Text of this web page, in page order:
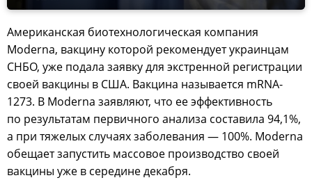
Американская биотехнологическая компания
Moderna, вакцину которой рекомендует украинцам
СНБО, уже подала заявку для экстренной регистрации
своей вакцины в США. Вакцина называется mRNA-
1273. В Moderna заявляют, что ее эффективность
по результатам первичного анализа составила 94,1%,
а при тяжелых случаях заболевания — 100%. Moderna
обещает запустить массовое производство своей
вакцины уже в середине декабря.